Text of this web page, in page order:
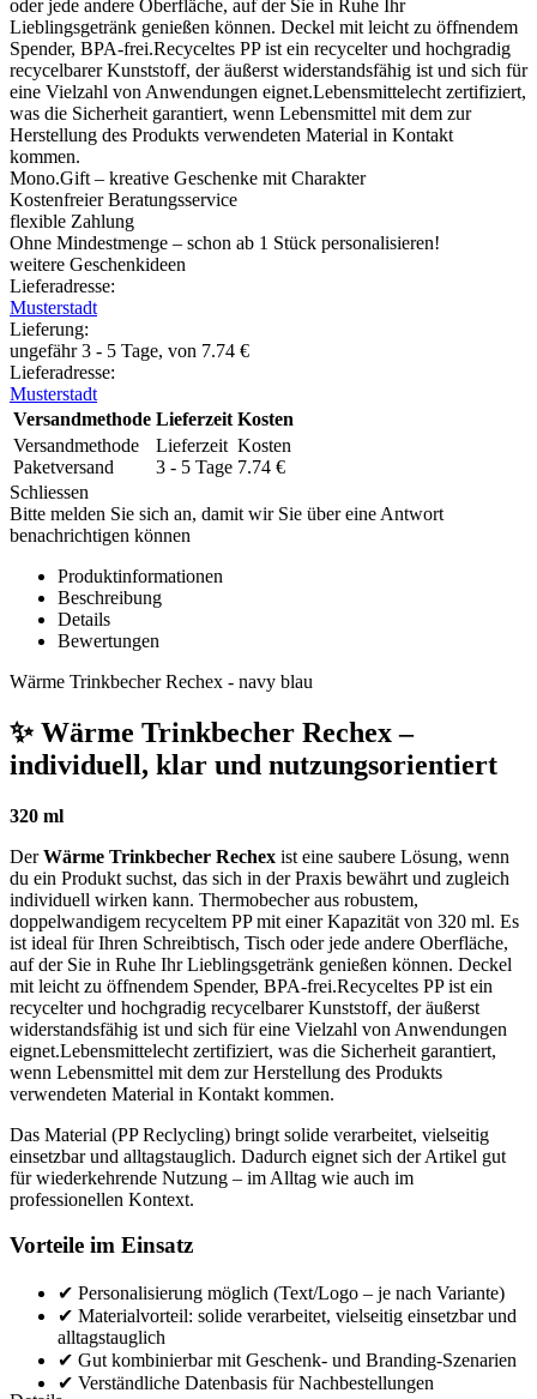
oder jede andere Oberfläche, auf der Sie in Ruhe Ihr
Lieblingsgetränk genießen können. Deckel mit leicht zu öffnendem
Spender, BPA-frei.Recyceltes PP ist ein recycelter und hochgradig
recycelbarer Kunststoff, der äußerst widerstandsfähig ist und sich für
eine Vielzahl von Anwendungen eignet.Lebensmittelecht zertifiziert,
was die Sicherheit garantiert, wenn Lebensmittel mit dem zur
Herstellung des Produkts verwendeten Material in Kontakt
kommen.
Mono.Gift – kreative Geschenke mit Charakter
Kostenfreier Beratungsservice
flexible Zahlung
Ohne Mindestmenge – schon ab 1 Stück personalisieren!
weitere Geschenkideen
Lieferadresse:
Musterstadt
Lieferung:
ungefähr 3 - 5 Tage, von 7.74 €
Lieferadresse:
Musterstadt
Versandmethode Lieferzeit Kosten
Versandmethode
Paketversand
Lieferzeit
3 - 5 Tage
Kosten
7.74 €
Schliessen
Bitte melden Sie sich an, damit wir Sie über eine Antwort
benachrichtigen können
Produktinformationen
Beschreibung
Details
Bewertungen
Wärme Trinkbecher Rechex - navy blau
✨ Wärme Trinkbecher Rechex –
individuell, klar und nutzungsorientiert
320 ml
DerWärme Trinkbecher Rechex ist eine saubere Lösung, wenn
du ein Produkt suchst, das sich in der Praxis bewährt und zugleich
individuell wirken kann. Thermobecher aus robustem,
doppelwandigem recyceltem PP mit einer Kapazität von 320 ml. Es
ist ideal für Ihren Schreibtisch, Tisch oder jede andere Oberfläche,
auf der Sie in Ruhe Ihr Lieblingsgetränk genießen können. Deckel
mit leicht zu öffnendem Spender, BPA-frei.Recyceltes PP ist ein
recycelter und hochgradig recycelbarer Kunststoff, der äußerst
widerstandsfähig ist und sich für eine Vielzahl von Anwendungen
eignet.Lebensmittelecht zertifiziert, was die Sicherheit garantiert,
wenn Lebensmittel mit dem zur Herstellung des Produkts
verwendeten Material in Kontakt kommen.
Das Material (PP Reclycling) bringt solide verarbeitet, vielseitig
einsetzbar und alltagstauglich. Dadurch eignet sich der Artikel gut
für wiederkehrende Nutzung – im Alltag wie auch im
professionellen Kontext.
Vorteile im Einsatz
✔ Personalisierung möglich (Text/Logo – je nach Variante)
✔ Materialvorteil: solide verarbeitet, vielseitig einsetzbar und
alltagstauglich
✔ Gut kombinierbar mit Geschenk- und Branding-Szenarien
✔ Verständliche Datenbasis für Nachbestellungen